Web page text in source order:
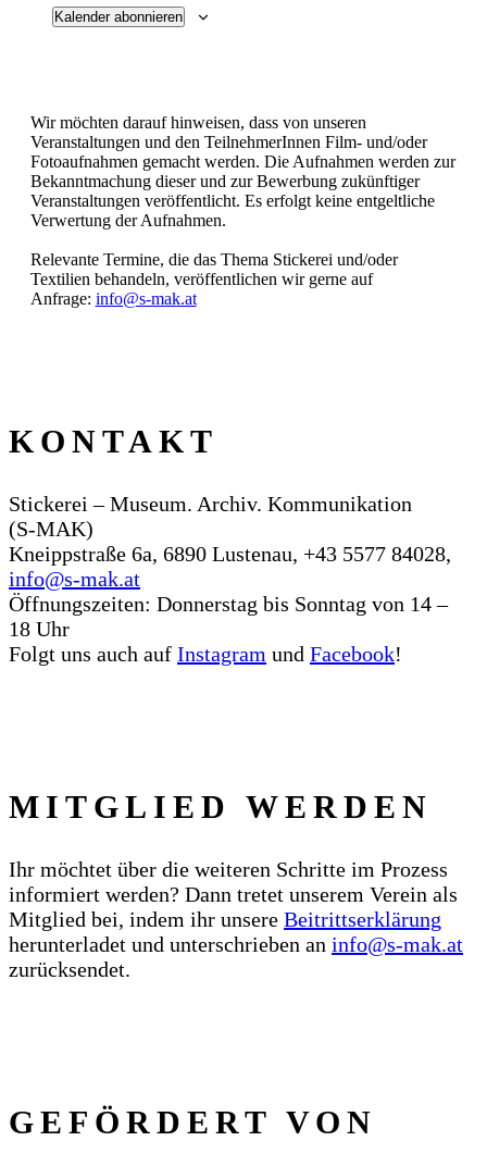
Kalender abonnieren
Wir möchten darauf hinweisen, dass von unseren
Veranstaltungen und den TeilnehmerInnen Film- und/oder
Fotoaufnahmen gemacht werden. Die Aufnahmen werden zur
Bekanntmachung dieser und zur Bewerbung zukünftiger
Veranstaltungen veröffentlicht. Es erfolgt keine entgeltliche
Verwertung der Aufnahmen.
Relevante Termine, die das Thema Stickerei und/oder
Textilien behandeln, veröffentlichen wir gerne auf
Anfrage: info@s‑mak.at
KONTAKT
Stickerei – Museum. Archiv. Kommunikation
(S‑MAK)
Kneippstraße 6a, 6890 Lustenau, +43 5577 84028,
info@s‑mak.at
Öffnungszeiten: Donnerstag bis Sonntag von 14 –
18 Uhr
Folgt uns auch auf Instagram und Facebook!
MITGLIED WERDEN
Ihr möchtet über die weiteren Schritte im Prozess
informiert werden? Dann tretet unserem Verein als
Mitglied bei, indem ihr unsere Beitrittserklärung
herunterladet und unterschrieben an info@s‑mak.at
zurücksendet.
GEFÖRDERT VON